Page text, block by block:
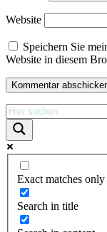
Website
Speichern Sie
Website in diesem
Exact matches only
Search in title